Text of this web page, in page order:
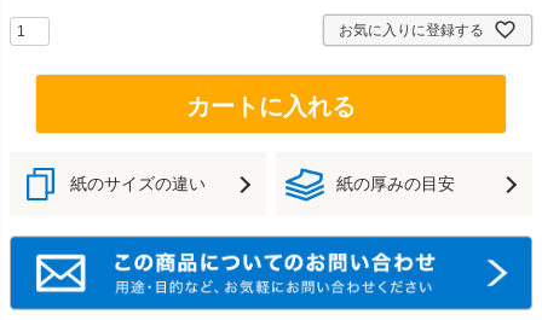
お気に入りに登録する
カートに入れる
紙のサイズの違い 紙の厚みの目安